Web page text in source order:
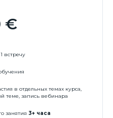
€
встречу
в отдельных темах курса,
теме, запись вебинара
занятия 3+ часа